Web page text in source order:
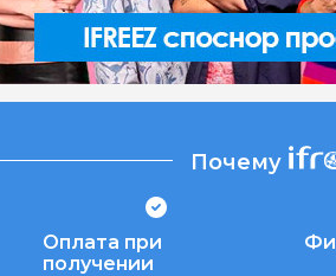
Почему
Оплата при
получении